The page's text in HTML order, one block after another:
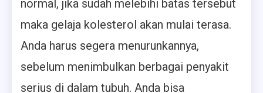
normal, jika sudah melebihi batas tersebut
maka gelaja kolesterol akan mulai terasa.
Anda harus segera menurunkannya,
sebelum menimbulkan berbagai penyakit
serius di dalam tubuh. Anda bisa